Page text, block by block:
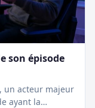
son épisode
un acteur majeur
ayant la…